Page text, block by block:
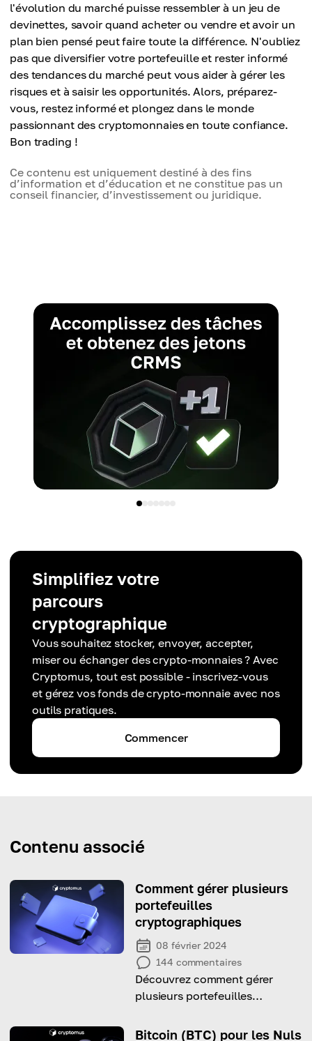
l'évolution du marché puisse ressembler à un jeu de
devinettes, savoir quand acheter ou vendre et avoir un
plan bien pensé peut faire toute la différence. N'oubliez
pas que diversifier votre portefeuille et rester informé
des tendances du marché peut vous aider à gérer les
risques et à saisir les opportunités. Alors, préparez-
vous, restez informé et plongez dans le monde
passionnant des cryptomonnaies en toute confiance.
Bon trading !
Ce contenu est uniquement destiné à des fins
d’information et d’éducation et ne constitue pas un
conseil financier, d’investissement ou juridique.
Simplifiez votre
parcours
cryptographique
Vous souhaitez stocker, envoyer, accepter,
miser ou échanger des crypto-monnaies ? Avec
Cryptomus, tout est possible - inscrivez-vous
et gérez vos fonds de crypto-monnaie avec nos
outils pratiques.
Commencer
Contenu associé
Comment gérer plusieurs
portefeuilles
cryptographiques
08 février 2024
144 commentaires
Découvrez comment gérer
plusieurs portefeuilles
guide détaillé
Bitcoin (BTC) pour les Nuls